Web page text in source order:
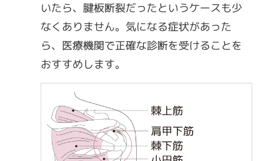
いたら、腱板断裂だったというケースも少
なくありません。気になる症状があった
ら、医療機関で正確な診断を受けることを
おすすめします。